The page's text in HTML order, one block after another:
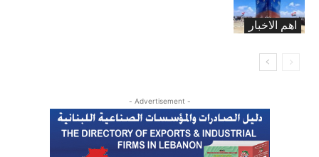
اهم الاخبار
- Advertisement -